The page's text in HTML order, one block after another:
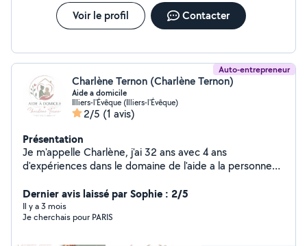
Voir le profil Contacter
Auto-entrepreneur
Charlène Ternon (Charlène Ternon)
Aide a domicile
Illiers-l'Évêque (Illiers-l'Évêque)
2/5 (1 avis)
Présentation
Je m'appelle Charlène, j'ai 32 ans avec 4 ans
d'expériences dans le domaine de l'aide a la personne
Actuellement en auxiliaire de vie je suis capable
d'entretenir votre logement, de vous apporter l'aide a
l'hygiène, préparer de bons petits plats Je suis à
Dernier avis laissé par Sophie : 2/5
Il y a 3 mois
Je cherchais pour PARIS